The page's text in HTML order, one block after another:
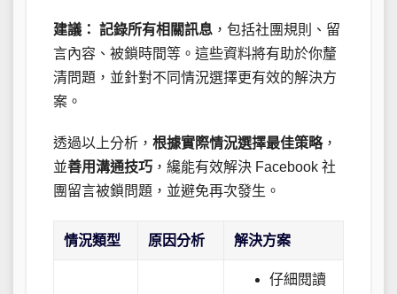
建議： 記錄所有相關訊息 ，包括社團規則、留
言內容、被鎖時間等。這些資料將有助於你釐
清問題，並針對不同情況選擇更有效的解決方
案。
透過以上分析， 根據實際情況選擇最佳策略，
並善用溝通技巧 ，纔能有效解決 Facebook 社
團留言被鎖問題，並避免再次發生。
情況類型 原因分析 解決方案
仔細閱讀